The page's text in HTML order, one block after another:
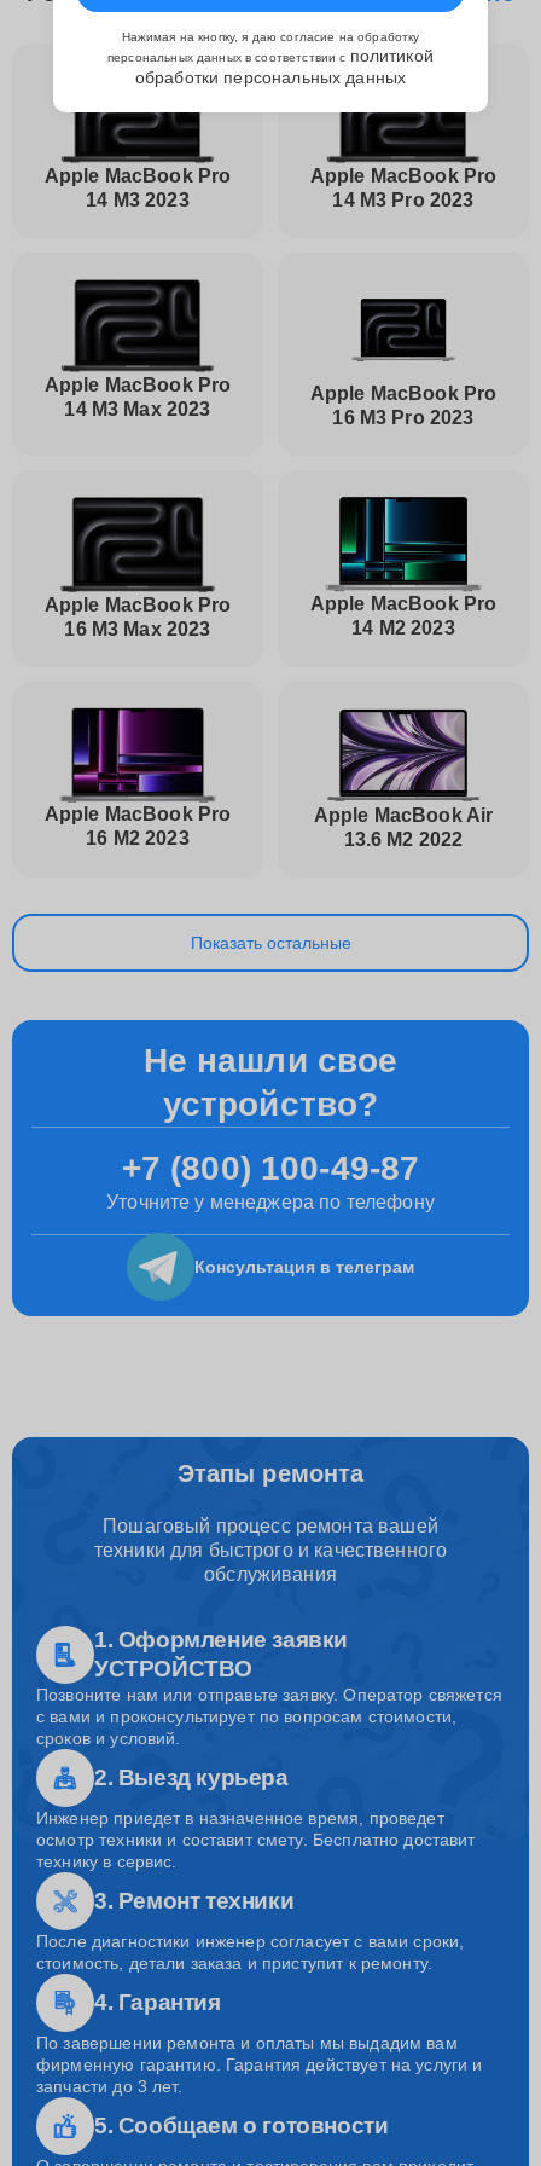
Apple MacBook Pro
14 M3 2023
Apple MacBook Pro
14 M3 Pro 2023
Apple MacBook Pro
14 M3 Max 2023
Apple MacBook Pro
16 M3 Pro 2023
Apple MacBook Pro
16 M3 Max 2023
Apple MacBook Pro
14 M2 2023
Apple MacBook Pro
16 M2 2023
Apple MacBook Air
13.6 M2 2022
Показать остальные
Не нашли свое
устройство?
+7 (800) 100-49-87
Уточните у менеджера по телефону
Консультация в телеграм
Этапы ремонта
Пошаговый процесс ремонта вашей
техники для быстрого и качественного
обслуживания
1. Оформление заявки
УСТРОЙСТВО
Позвоните нам или отправьте заявку. Оператор свяжется
с вами и проконсультирует по вопросам стоимости,
сроков и условий.
2. Выезд курьера
Инженер приедет в назначенное время, проведет
осмотр техники и составит смету. Бесплатно доставит
технику в сервис.
3. Ремонт техники
После диагностики инженер согласует с вами сроки,
стоимость, детали заказа и приступит к ремонту.
4. Гарантия
По завершении ремонта и оплаты мы выдадим вам
фирменную гарантию. Гарантия действует на услуги и
запчасти до 3 лет.
5. Сообщаем о готовности
Нажимая на кнопку, я даю согласие на обработку
персональных данных в соответствии с политикой
обработки персональных данных